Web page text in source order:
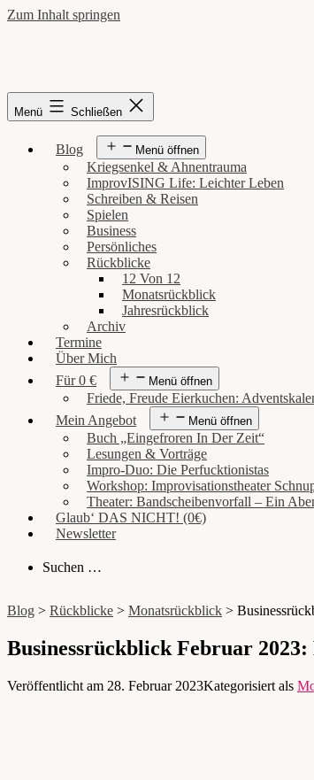
Zum Inhalt springen
Menü Schließen
Blog Menü öffnen
Kriegsenkel & Ahnentrauma
ImprovISING Life: Leichter Leben
Schreiben & Reisen
Spielen
Business
Persönliches
Rückblicke
12 Von 12
Monatsrückblick
Jahresrückblick
Archiv
Termine
Über Mich
Für 0 €
Menü öffnen
Friede, Freude Eierkuchen:
Mein Angebot
Menü öffnen
Buch „Eingefroren In Der Zeit“
Lesungen & Vorträge
Impro-Duo: Die Perfucktionistas
Workshop: Improvisationstheater
Theater: Bandscheibenvorfall – Ein
Glaub‘ DAS NICHT! (0€)
Newsletter
Suchen …
Blog > Rückblicke > Monatsrückblick >
Businessrückblick Februar
Veröffentlicht am 28. Februar 2023Kategorisiert als